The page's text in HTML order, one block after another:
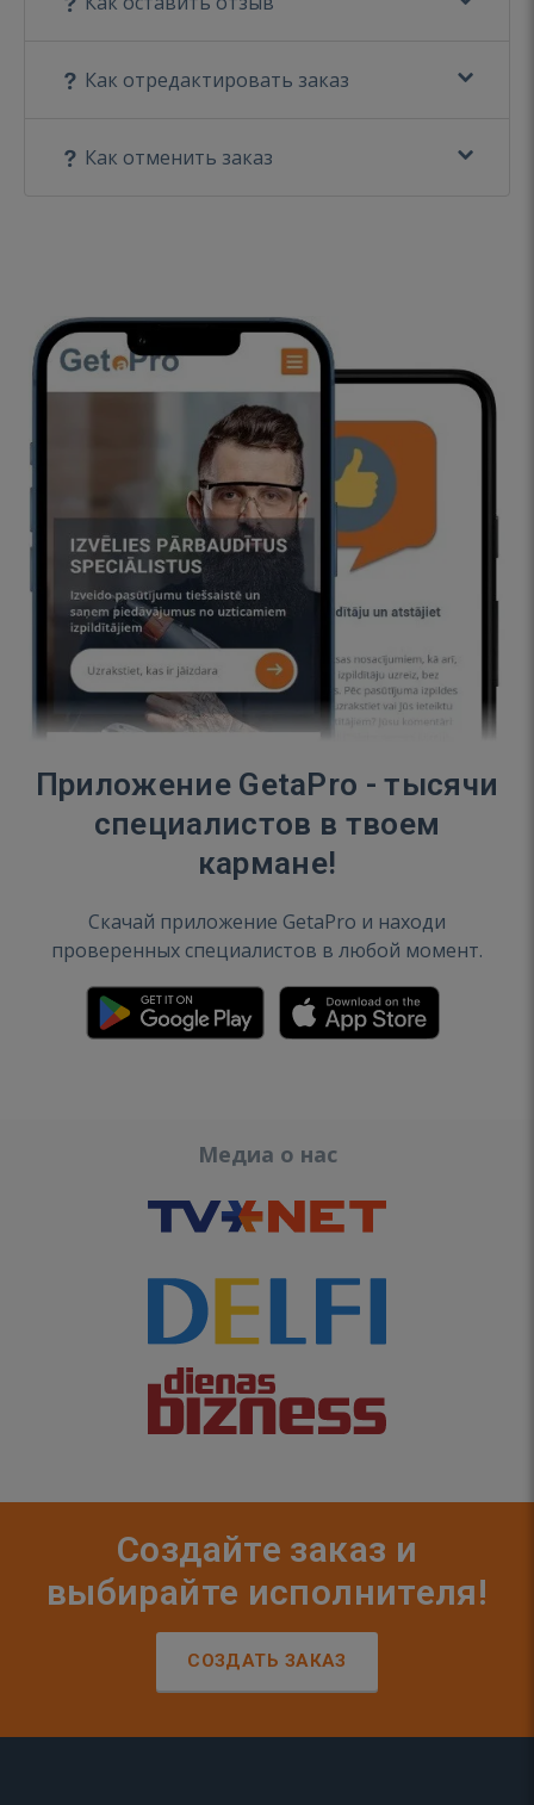
Как отредактировать заказ
Как отменить заказ
Приложение GetaPro - тысячи
специалистов в твоем
кармане!
Скачай приложение GetaPro и находи
проверенных специалистов в любой момент.
Медиа о нас
Создайте заказ и
выбирайте исполнителя!
СОЗДАТЬ ЗАКАЗ